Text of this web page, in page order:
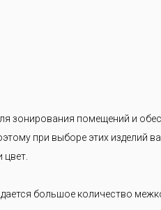
зонирования помещений и
при выборе этих изделий
цвет.
большое количество